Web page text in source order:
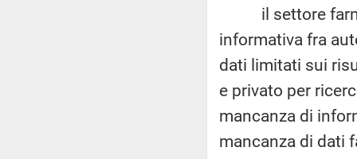
il settore
informativa fra
dati limitati sui
e privato per
mancanza di
mancanza di dati